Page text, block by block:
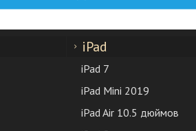
iPad
iPad 7
iPad Mini 2019
iPad Air 10.5 дюймов